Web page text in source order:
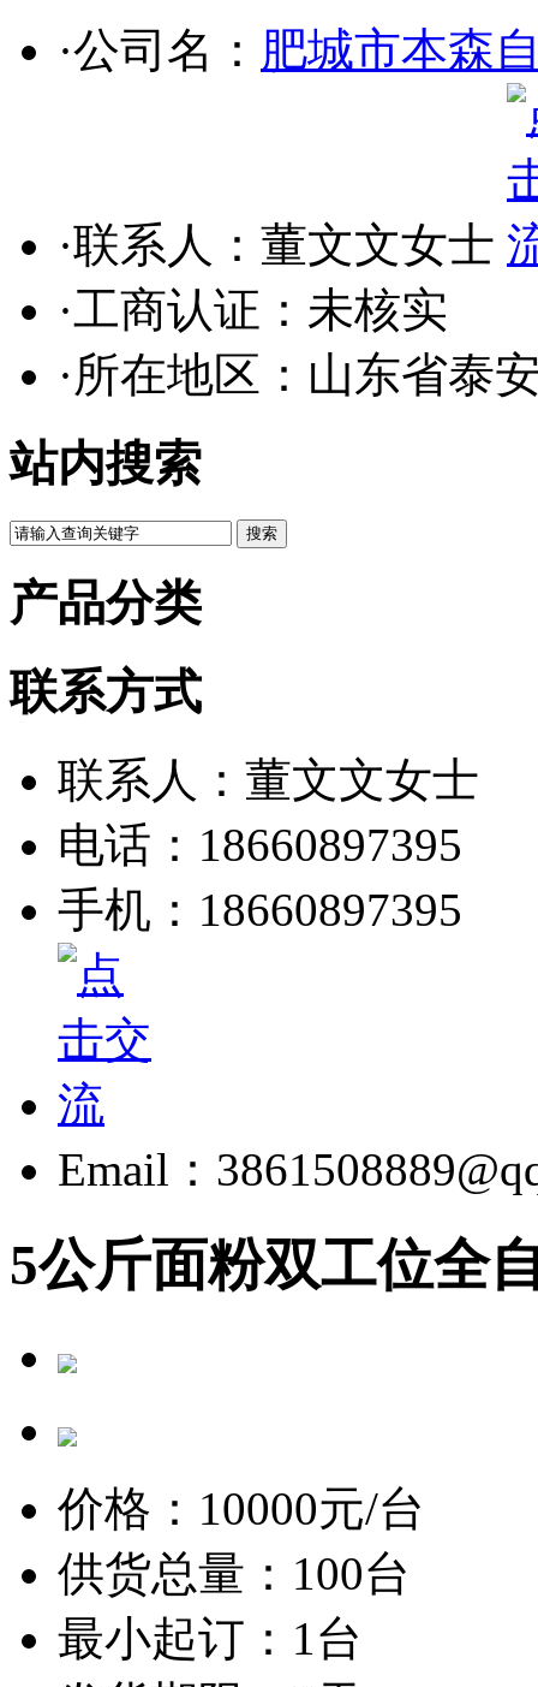
·公司名： 肥城市本森
·联系人：董文文女士
·工商认证： 未核实
·所在地区：山东省泰
站内搜索
产品分类
联系方式
联系人：董文文女士
电话：18660897395
手机：18660897395
Email：
5公斤面粉双工位全
价格： 10000元/台
供货总量：100台
最小起订：1台